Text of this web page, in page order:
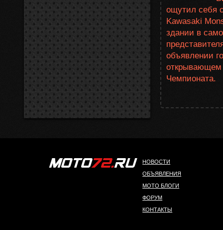
ощутил себя
Kawasaki
здании в
объявлении
открывающем
Чемпионата.
НОВОСТИ
ОБЪЯВЛЕНИЯ
МОТО БЛОГИ
ФОРУМ
КОНТАКТЫ